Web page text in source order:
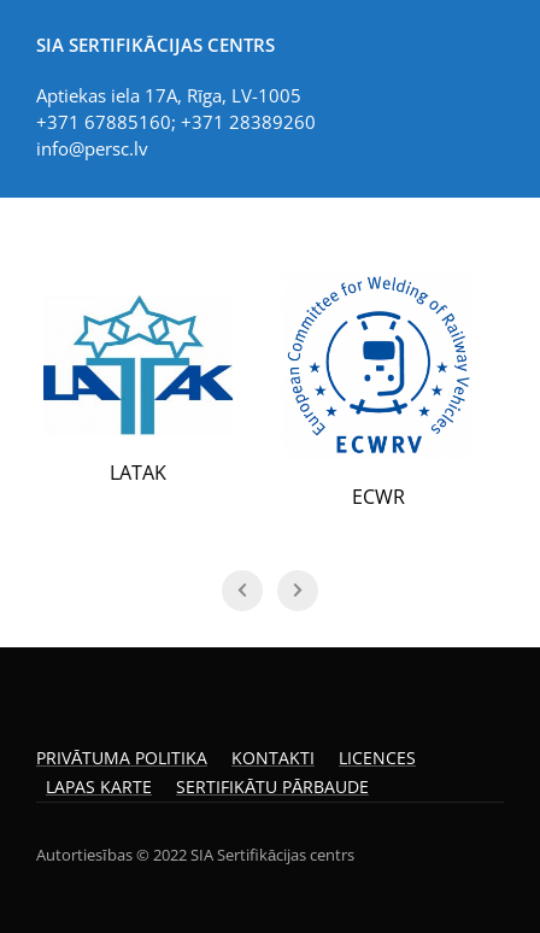
SIA SERTIFIKĀCIJAS CENTRS
Aptiekas iela 17A, Rīga, LV-1005
+371 67885160; +371 28389260
info@persc.lv
PRIVĀTUMA POLITIKA KONTAKTI
LICENCES
LAPAS KARTE
SERTIFIKĀTU PĀRBAUDE
Autortiesības © 2022 SIA Sertifikācijas centrs